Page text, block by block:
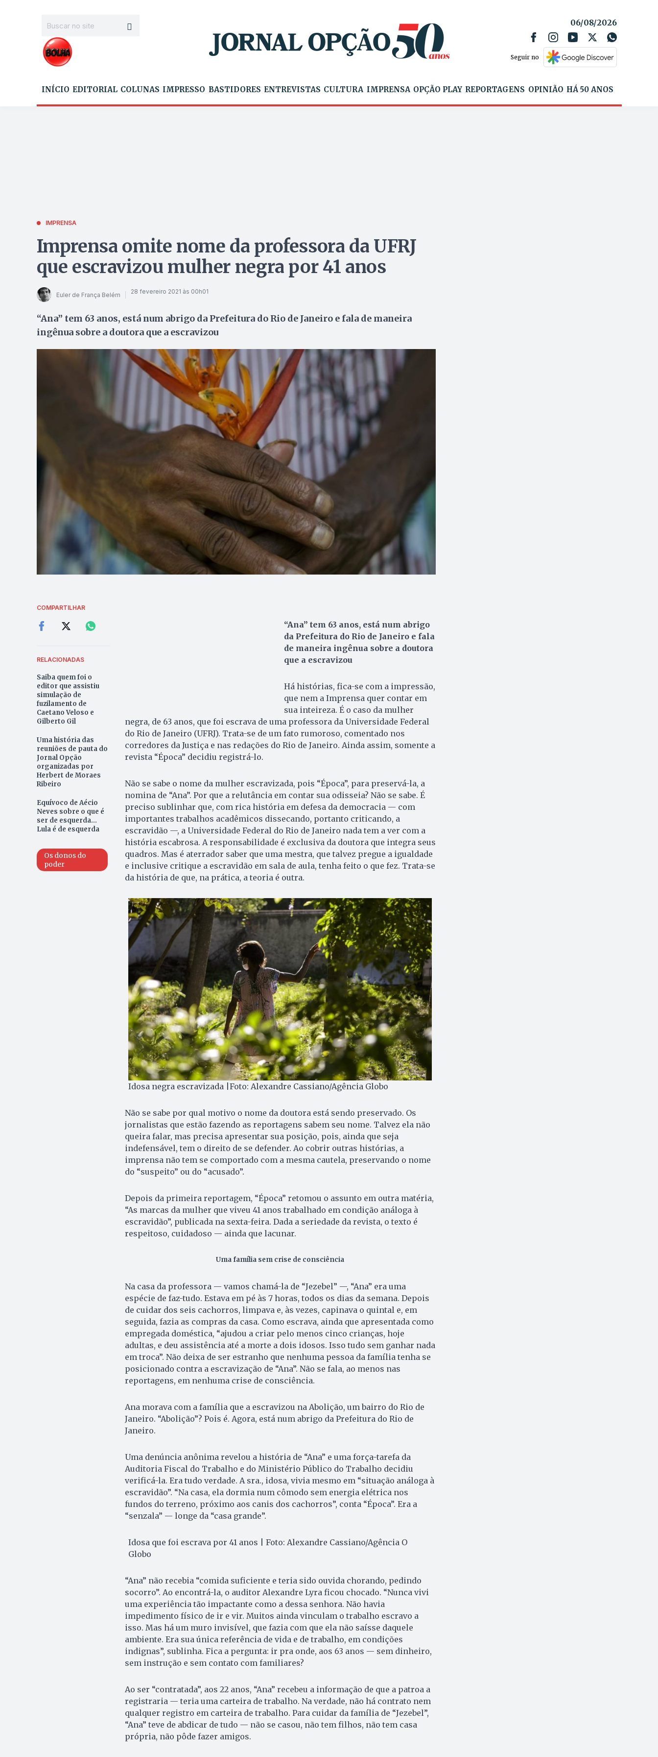
06/08/2026
Seguir no
INÍCIO EDITORIAL COLUNAS IMPRESSO BASTIDORES ENTREVISTAS CULTURA IMPRENSA OPÇÃO PLAY REPORTAGENS OPINIÃO HÁ 50 ANOS
IMPRENSA
Imprensa omite nome da professora da UFRJ
que escravizou mulher negra por 41 anos
Euler de França Belém 28 fevereiro 2021 às 00h01
“Ana” tem 63 anos, está num abrigo da Prefeitura do Rio de Janeiro e fala de maneira
ingênua sobre a doutora que a escravizou
COMPARTILHAR
RELACIONADAS
Saiba quem foi o
editor que assistiu
simulação de
fuzilamento de
Caetano Veloso e
Gilberto Gil
Uma história das
reuniões de pauta do
Jornal Opção
organizadas por
Herbert de Moraes
Ribeiro
Equívoco de Aécio
Neves sobre o que é
ser de esquerda...
Lula é de esquerda
Os donos do
poder
“Ana” tem 63 anos, está num abrigo
da Prefeitura do Rio de Janeiro e fala
de maneira ingênua sobre a doutora
que a escravizou
Há histórias, fica-se com a impressão,
que nem a Imprensa quer contar em
sua inteireza. É o caso da mulher
negra, de 63 anos, que foi escrava de uma professora da Universidade Federal
do Rio de Janeiro (UFRJ). Trata-se de um fato rumoroso, comentado nos
corredores da Justiça e nas redações do Rio de Janeiro. Ainda assim, somente a
revista “Época” decidiu registrá-lo.
Não se sabe o nome da mulher escravizada, pois “Época”, para preservá-la, a
nomina de “Ana”. Por que a relutância em contar sua odisseia? Não se sabe. É
preciso sublinhar que, com rica história em defesa da democracia — com
importantes trabalhos acadêmicos dissecando, portanto criticando, a
escravidão —, a Universidade Federal do Rio de Janeiro nada tem a ver com a
história escabrosa. A responsabilidade é exclusiva da doutora que integra seus
quadros. Mas é aterrador saber que uma mestra, que talvez pregue a igualdade
e inclusive critique a escravidão em sala de aula, tenha feito o que fez. Trata-se
da história de que, na prática, a teoria é outra.
Idosa negra escravizada |Foto: Alexandre Cassiano/Agência Globo
Não se sabe por qual motivo o nome da doutora está sendo preservado. Os
jornalistas que estão fazendo as reportagens sabem seu nome. Talvez ela não
queira falar, mas precisa apresentar sua posição, pois, ainda que seja
indefensável, tem o direito de se defender. Ao cobrir outras histórias, a
imprensa não tem se comportado com a mesma cautela, preservando o nome
do “suspeito” ou do “acusado”.
Depois da primeira reportagem, “Época” retomou o assunto em outra matéria,
“As marcas da mulher que viveu 41 anos trabalhado em condição análoga à
escravidão”, publicada na sexta-feira. Dada a seriedade da revista, o texto é
respeitoso, cuidadoso — ainda que lacunar.
Uma família sem crise de consciência
Na casa da professora — vamos chamá-la de “Jezebel” —, “Ana” era uma
espécie de faz-tudo. Estava em pé às 7 horas, todos os dias da semana. Depois
de cuidar dos seis cachorros, limpava e, às vezes, capinava o quintal e, em
seguida, fazia as compras da casa. Como escrava, ainda que apresentada como
empregada doméstica, “ajudou a criar pelo menos cinco crianças, hoje
adultas, e deu assistência até a morte a dois idosos. Isso tudo sem ganhar nada
em troca”. Não deixa de ser estranho que nenhuma pessoa da família tenha se
posicionado contra a escravização de “Ana”. Não se fala, ao menos nas
reportagens, em nenhuma crise de consciência.
Ana morava com a família que a escravizou na Abolição, um bairro do Rio de
Janeiro. “Abolição”? Pois é. Agora, está num abrigo da Prefeitura do Rio de
Janeiro.
Uma denúncia anônima revelou a história de “Ana” e uma força-tarefa da
Auditoria Fiscal do Trabalho e do Ministério Público do Trabalho decidiu
verificá-la. Era tudo verdade. A sra., idosa, vivia mesmo em “situação análoga à
escravidão”. “Na casa, ela dormia num cômodo sem energia elétrica nos
fundos do terreno, próximo aos canis dos cachorros”, conta “Época”. Era a
“senzala” — longe da “casa grande”.
Idosa que foi escrava por 41 anos | Foto: Alexandre Cassiano/Agência O
Globo
“Ana” não recebia “comida suficiente e teria sido ouvida chorando, pedindo
socorro”. Ao encontrá-la, o auditor Alexandre Lyra ficou chocado. “Nunca vivi
uma experiência tão impactante como a dessa senhora. Não havia
impedimento físico de ir e vir. Muitos ainda vinculam o trabalho escravo a
isso. Mas há um muro invisível, que fazia com que ela não saísse daquele
ambiente. Era sua única referência de vida e de trabalho, em condições
indignas”, sublinha. Fica a pergunta: ir pra onde, aos 63 anos — sem dinheiro,
sem instrução e sem contato com familiares?
Ao ser “contratada”, aos 22 anos, “Ana” recebeu a informação de que a patroa a
registraria — teria uma carteira de trabalho. Na verdade, não há contrato nem
qualquer registro em carteira de trabalho. Para cuidar da família de “Jezebel”,
“Ana” teve de abdicar de tudo — não se casou, não tem filhos, não tem casa
própria, não pôde fazer amigos.